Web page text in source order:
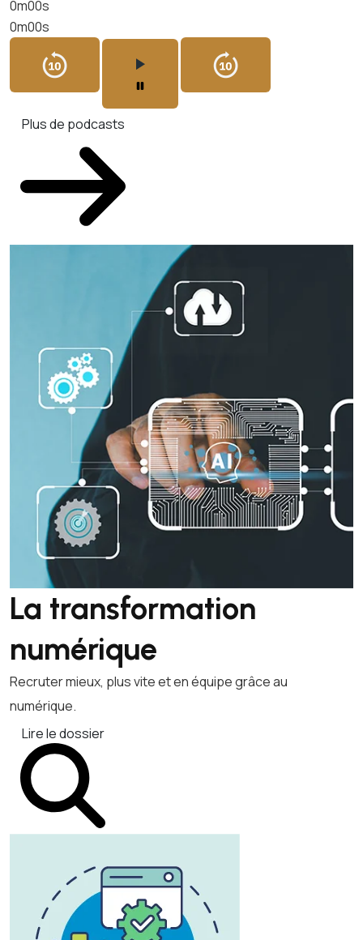
0m00s
0m00s
Plus de podcasts
La transformation
numérique
Recruter mieux, plus vite et en équipe grâce au
numérique.
Lire le dossier